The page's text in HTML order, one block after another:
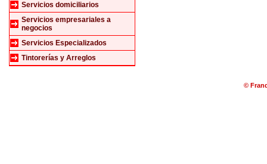
Servicios domiciliarios
Servicios empresariales a
negocios
Servicios Especializados
Tintorerías y Arreglos
©